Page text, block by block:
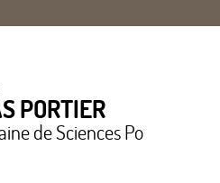
PORTIER
de Sciences Po